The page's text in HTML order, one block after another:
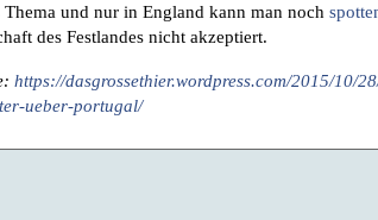
Thema und nur in England kann man noch
des Festlandes nicht akzeptiert.
https://dasgrossethier.wordpress.com/2015/10/
ueber-portugal/